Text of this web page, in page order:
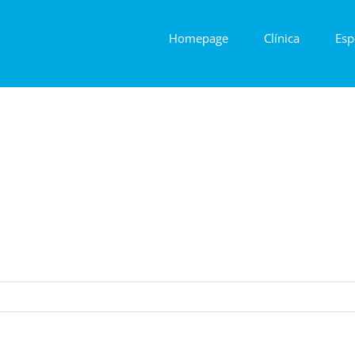
Homepage Clínica